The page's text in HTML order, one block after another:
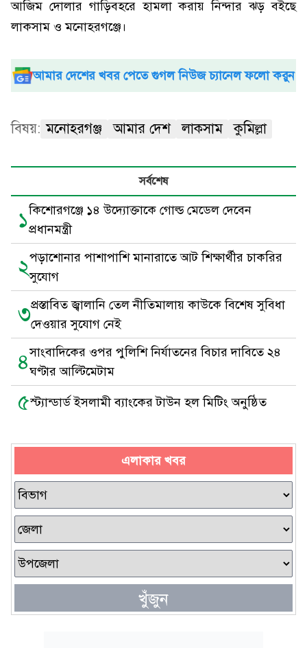
আজিম দোলার গাড়িবহরে হামলা করায় নিন্দার ঝড় বইছে
লাকসাম ও মনোহরগঞ্জে।
আমার দেশের খবর পেতে গুগল নিউজ চ্যানেল ফলো করুন
বিষয়: মনোহরগঞ্জ আমার দেশ লাকসাম কুমিল্লা
সর্বশেষ
১কিশোরগঞ্জে ১৪ উদ্যোক্তাকে গোল্ড মেডেল দেবেন
প্রধানমন্ত্রী
২পড়াশোনার পাশাপাশি মানারাতে আট শিক্ষার্থীর চাকরির
সুযোগ
৩প্রস্তাবিত জ্বালানি তেল নীতিমালায় কাউকে বিশেষ সুবিধা
দেওয়ার সুযোগ নেই
৪সাংবাদিকের ওপর পুলিশি নির্যাতনের বিচার দাবিতে ২৪
ঘণ্টার আল্টিমেটাম
৫স্ট্যান্ডার্ড ইসলামী ব্যাংকের টাউন হল মিটিং অনুষ্ঠিত
এলাকার খবর
খুঁজুন